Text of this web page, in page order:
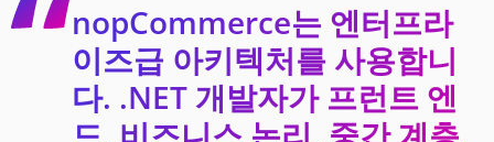
nopCommerce는 엔터프라
이즈급 아키텍처를 사용합니
다. .NET 개발자가 프런트 엔